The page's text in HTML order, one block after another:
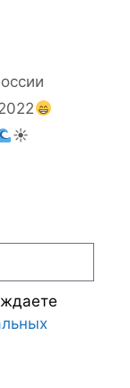
☀